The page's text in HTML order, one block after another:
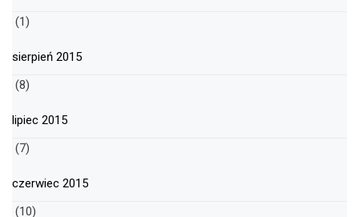
(1)
sierpień 2015
(8)
lipiec 2015
(7)
czerwiec 2015
(10)